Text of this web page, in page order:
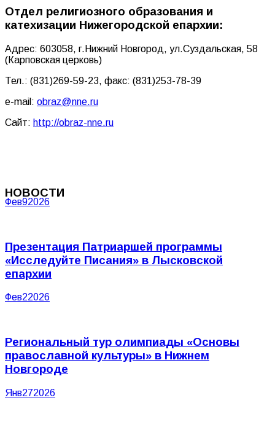
Отдел религиозного образования и
катехизации Нижегородской епархии:
Адрес: 603058, г.Нижний Новгород, ул.Суздальская, 58
(Карповская церковь)
Тел.: (831)269-59-23, факс: (831)253-78-39
e-mail: obraz@nne.ru
Сайт: http://obraz-nne.ru
НОВОСТИ
Фев92026
Презентация Патриаршей программы
«Исследуйте Писания» в Лысковской
епархии
Фев22026
Региональный тур олимпиады «Основы
православной культуры» в Нижнем
Новгороде
Янв272026